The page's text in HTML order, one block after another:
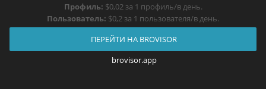
Профиль: $0,02 за 1 профиль/в день.
Пользователь: $0,2 за 1 пользователя/в день.
ПЕРЕЙТИ НА BROVISOR
brovisor.app